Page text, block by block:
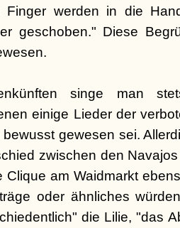
Finger werden in die
geschoben." Diese
singe man
einige Lieder der
gewesen sei.
zwischen den
Clique am Waidmarkt
oder ähnliches
die Lilie, "das